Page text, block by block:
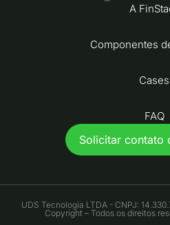
A
Componentes
Cases
FAQ
Solicitar contato
UDS Tecnologia LTDA - CNPJ:
Copyright – Todos os direitos